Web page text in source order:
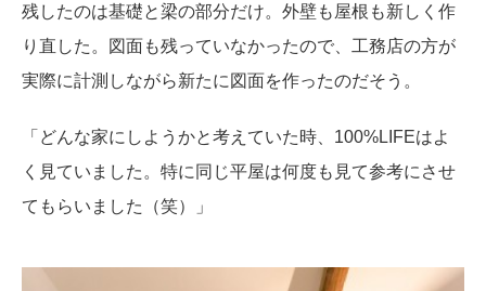
残したのは基礎と梁の部分だけ。外壁も屋根も新しく作
り直した。図面も残っていなかったので、工務店の方が
実際に計測しながら新たに図面を作ったのだそう。
「どんな家にしようかと考えていた時、100%LIFEはよ
く見ていました。特に同じ平屋は何度も見て参考にさせ
てもらいました（笑）」